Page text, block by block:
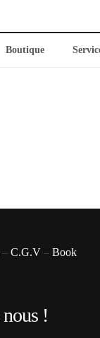
Boutique
– C.G.V – Book
!